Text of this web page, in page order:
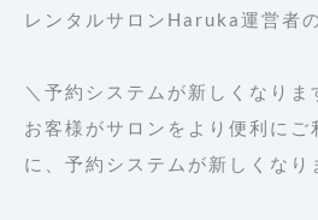
レンタルサロンHaruka運営者
＼予約システムが新しくなりま
お客様がサロンをより便利にご
に、予約システムが新しくなり